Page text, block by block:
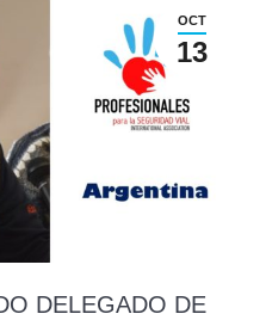
OCT
13
DELEGADO DE